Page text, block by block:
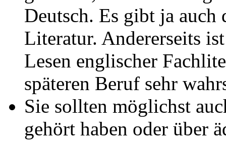
Deutsch. Es gibt ja auch
Literatur. Andererseits
Lesen englischer
späteren Beruf sehr
Sie sollten möglichst
gehört haben oder über